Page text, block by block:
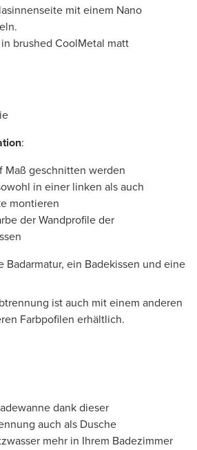
mit einem Nano
brushed CoolMetal matt
:
Maß geschnitten werden
in einer linken als auch
montieren
der Wandprofile der
Badarmatur, ein Badekissen und eine
ist auch mit einem anderen
Farbpofilen erhältlich.
dank dieser
auch als Dusche
mehr in Ihrem Badezimmer